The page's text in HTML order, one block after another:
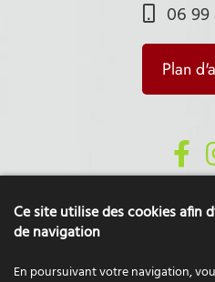
06 99
Plan
Ce site utilise des cookies afin
de navigation
En poursuivant votre navigation,